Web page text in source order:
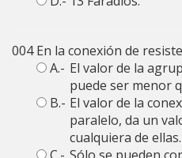
004En la conexión de
A.- El valor de la
puede ser menor
B.- El valor de la
paralelo, da un
cualquiera de ellas.